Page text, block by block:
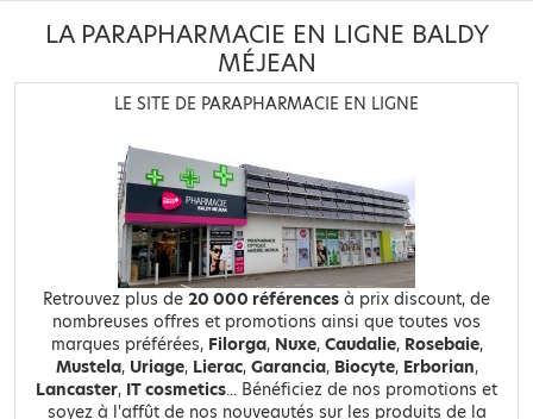
LA PARAPHARMACIE EN LIGNE BALDY
MÉJEAN
LE SITE DE PARAPHARMACIE EN LIGNE
Retrouvez plus de 20 000 références à prix discount, de
nombreuses offres et promotions ainsi que toutes vos
marques préférées, Filorga, Nuxe, Caudalie, Rosebaie,
Mustela, Uriage, Lierac, Garancia, Biocyte, Erborian,
Lancaster, IT cosmetics... Bénéficiez de nos promotions et
soyez à l'affût de nos nouveautés sur les produits de la